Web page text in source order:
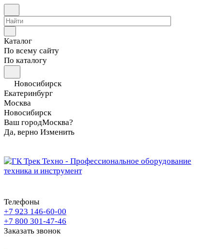
Каталог
По всему сайту
По каталогу
Новосибирск
Екатеринбург
Москва
Новосибирск
Ваш городМосква?
Да, верно Изменить
Телефоны
+7 923 146-60-00
+7 800 301-47-46
Заказать звонок